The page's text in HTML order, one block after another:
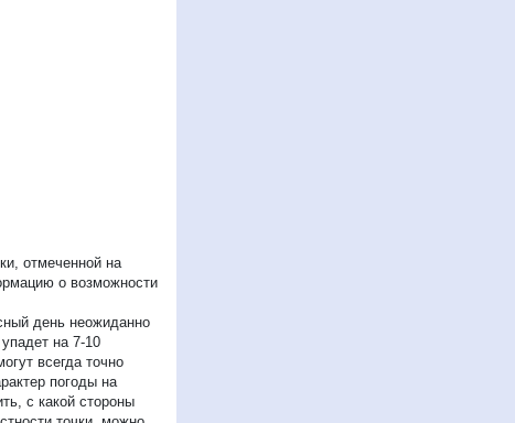
отмеченной на
о возможности
день неожиданно
на 7-10
всегда точно
погоды на
с какой стороны